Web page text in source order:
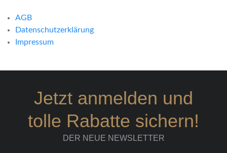
AGB
Datenschutzerklärung
Impressum
Jetzt anmelden und
tolle Rabatte sichern!
DER NEUE NEWSLETTER